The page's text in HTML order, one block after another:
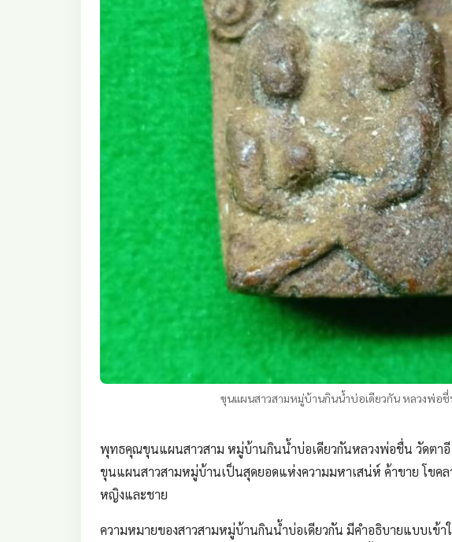
ขุนแผนสาวสามหมู่บ้านกินน้ำบ่อเดียวกัน หลวงพ่อชื่
พุทธคุณขุนแผนสาวสาม หมู่บ้านกินน้ำบ่อเดียวกันหลวงพ่อชื่น วัดตาอี
ขุนแผนสาวสามหมู่บ้านเป็นสุดยอดแห่งความมหาเสน่ห์ ค้าขาย โขค
หญิงและชาย
ความหมายของสาวสามหมู่บ้านกินน้ำบ่อเดียวกัน มีคำอธิบายแบบเข้